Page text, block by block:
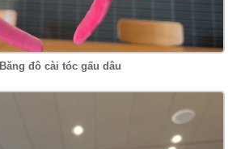
Băng đô cài tóc gấu dâu